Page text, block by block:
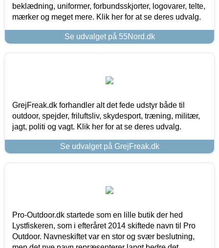
beklædning, uniformer, forbundsskjorter, logovarer, telte,
mærker og meget mere. Klik her for at se deres udvalg.
Se udvalget på 55Nord.dk
GrejFreak.dk forhandler alt det fede udstyr både til
outdoor, spejder, friluftsliv, skydesport, træning, militær,
jagt, politi og vagt. Klik her for at se deres udvalg.
Se udvalget på GrejFreak.dk
Pro-Outdoor.dk startede som en lille butik der hed
Lystfiskeren, som i efteråret 2014 skiftede navn til Pro
Outdoor. Navneskiftet var en stor og svær beslutning,